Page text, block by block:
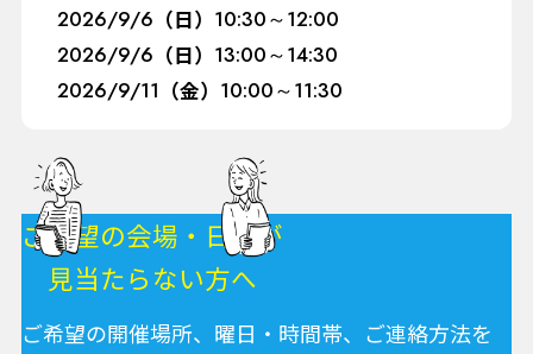
2026/9/6 （日） 10:30～12:00
2026/9/6 （日） 13:00～14:30
2026/9/11 （金） 10:00～11:30
ご希望の会場・日程が
見当たらない方へ
ご希望の開催場所、曜日・時間帯、ご連絡方法を